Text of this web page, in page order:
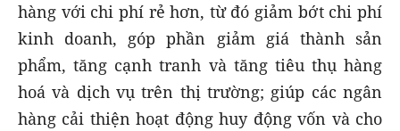
hàng với chi phí rẻ hơn, từ đó giảm bớt chi phí
kinh doanh, góp phần giảm giá thành sản
phẩm, tăng cạnh tranh và tăng tiêu thụ hàng
hoá và dịch vụ trên thị trường; giúp các ngân
hàng cải thiện hoạt động huy động vốn và cho